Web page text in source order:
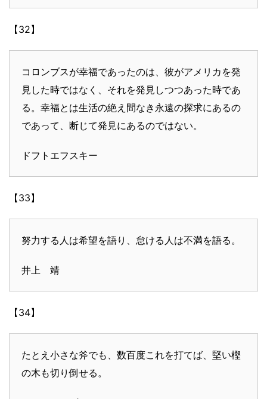
【32】
コロンブスが幸福であったのは、彼がアメリカを発
見した時ではなく、それを発見しつつあった時であ
る。幸福とは生活の絶え間なき永遠の探求にあるの
であって、断じて発見にあるのではない。
ドフトエフスキー
【33】
努力する人は希望を語り、怠ける人は不満を語る。
井上 靖
【34】
たとえ小さな斧でも、数百度これを打てば、堅い樫
の木も切り倒せる。